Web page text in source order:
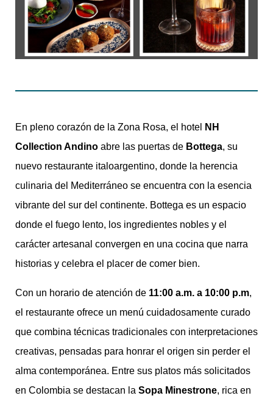
En pleno corazón de la Zona Rosa, el hotel
NH
Collection Andino abre las puertas de Bottega, su
nuevo restaurante italoargentino, donde la herencia
culinaria del Mediterráneo se encuentra con la esencia
vibrante del sur del continente. Bottega es un espacio
donde el fuego lento, los ingredientes nobles y el
carácter artesanal convergen en una cocina que narra
historias y celebra el placer de comer bien.
Con un horario de atención de 11:00 a.m. a 10:00 p.m,
el restaurante ofrece un menú cuidadosamente curado
que combina técnicas tradicionales con interpretaciones
creativas, pensadas para honrar el origen sin perder el
alma contemporánea. Entre sus platos más solicitados
en Colombia se destacan la Sopa Minestrone, rica en